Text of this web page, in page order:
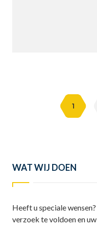
1
WAT WIJ DOEN
Heeft u speciale
verzoek te voldoen en